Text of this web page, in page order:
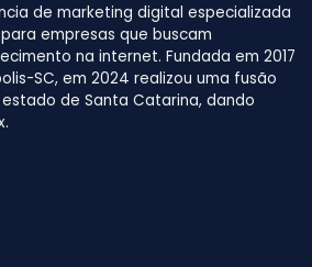
de marketing digital especializada
empresas que buscam
na internet. Fundada em 2017
SC, em 2024 realizou uma fusão
de Santa Catarina, dando